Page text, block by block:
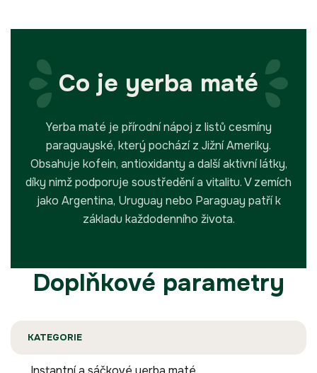
Co je yerba maté
Yerba maté je přírodní nápoj z listů cesmíny
paraguayské, který pochází z Jižní Ameriky.
Obsahuje kofein, antioxidanty a další aktivní látky,
díky nimž podporuje soustředění a vitalitu. V zemích
jako Argentina, Uruguay nebo Paraguay patří k
základu každodenního života.
Doplňkové parametry
KATEGORIE